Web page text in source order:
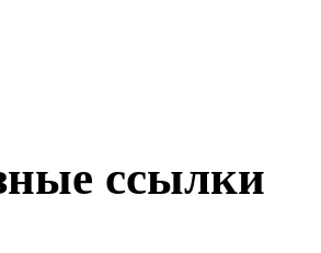
ссылки